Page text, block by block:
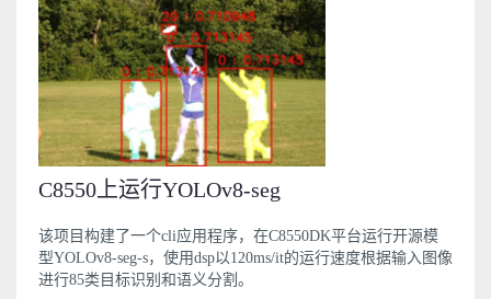
C8550上运行YOLOv8-seg
该项目构建了一个cli应用程序，在C8550DK平台运行开源模
型YOLOv8-seg-s，使用dsp以120ms/it的运行速度根据输入图像
进行85类目标识别和语义分割。